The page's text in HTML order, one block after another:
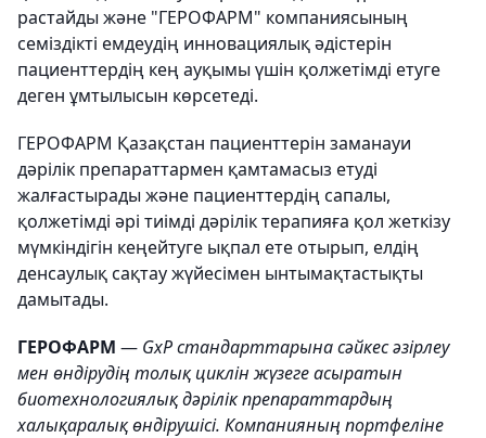
растайды және "ГЕРОФАРМ" компаниясының
семіздікті емдеудің инновациялық әдістерін
пациенттердің кең ауқымы үшін қолжетімді етуге
деген ұмтылысын көрсетеді.
ГЕРОФАРМ Қазақстан пациенттерін заманауи
дәрілік препараттармен қамтамасыз етуді
жалғастырады және пациенттердің сапалы,
қолжетімді әрі тиімді дәрілік терапияға қол жеткізу
мүмкіндігін кеңейтуге ықпал ете отырып, елдің
денсаулық сақтау жүйесімен ынтымақтастықты
дамытады.
ГЕРОФАРМ — GxP стандарттарына сәйкес әзірлеу
мен өндірудің толық циклін жүзеге асыратын
биотехнологиялық дәрілік препараттардың
халықаралық өндірушісі. Компанияның портфеліне